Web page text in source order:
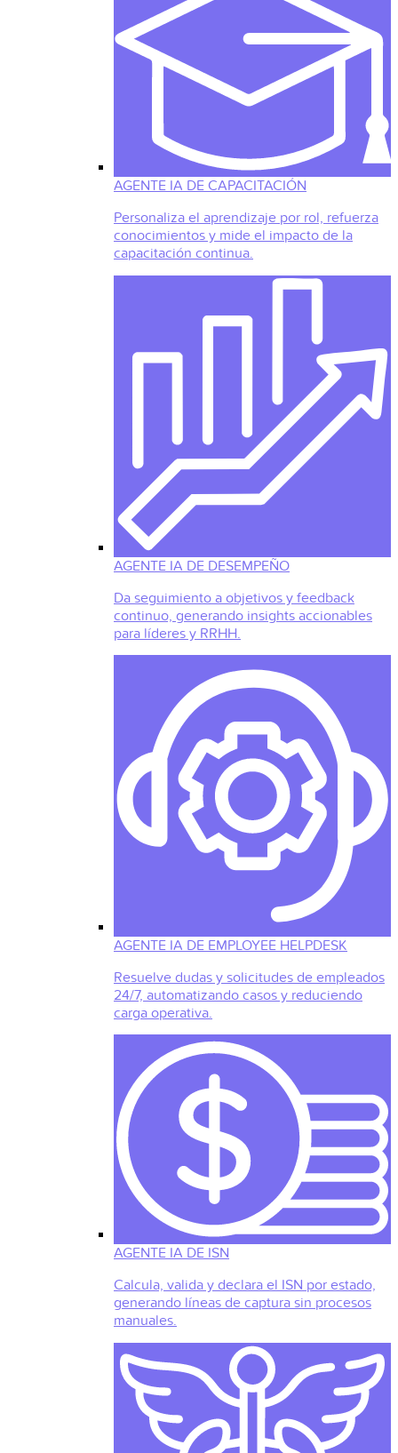
AGENTE IA DE CAPACITACIÓN
Personaliza el aprendizaje por rol, refuerza
conocimientos y mide el impacto de la
capacitación continua.
AGENTE IA DE DESEMPEÑO
Da seguimiento a objetivos y feedback
continuo, generando insights accionables
para líderes y RRHH.
AGENTE IA DE EMPLOYEE HELPDESK
Resuelve dudas y solicitudes de empleados
24/7, automatizando casos y reduciendo
carga operativa.
AGENTE IA DE ISN
Calcula, valida y declara el ISN por estado,
generando líneas de captura sin procesos
manuales.